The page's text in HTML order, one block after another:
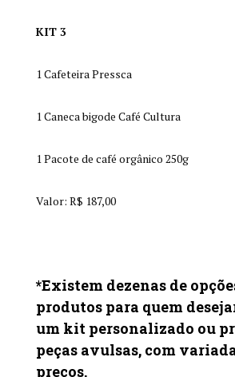
KIT 3
1 Cafeteira Pressca
1 Caneca bigode Café Cultura
1 Pacote de café orgânico 250g
Valor: R$ 187,00
*Existem dezenas de
produtos para quem
um kit personalizado ou
peças avulsas, com
preços.